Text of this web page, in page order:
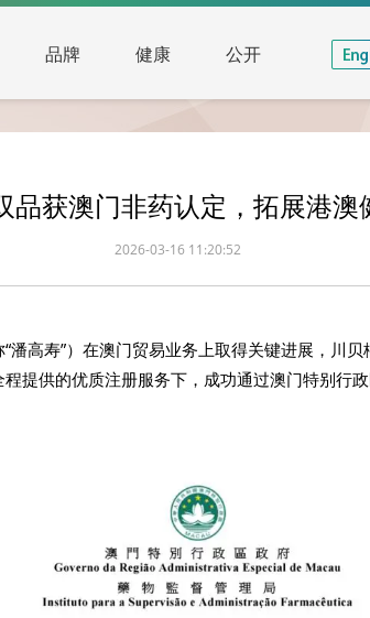
品牌 健康 公开
品获澳门非药认定，拓展港澳
2026-03-16 11:20:52
潘高寿”）在澳门贸易业务上取得关键进展，川
提供的优质注册服务下，成功通过澳门特别行